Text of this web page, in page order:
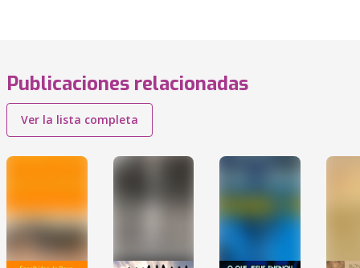
Publicaciones relacionadas
Ver la lista completa